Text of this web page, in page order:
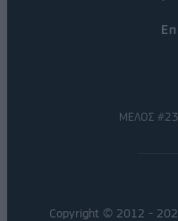
ΜΕΛΟΣ
Copyright © 2012 -